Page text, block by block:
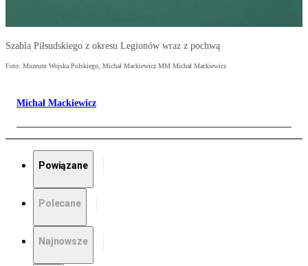
Szabla Piłsudskiego z okresu Legionów wraz z pochwą
Foto: Muzeum Wojska Polskiego, Michał Mackiewicz MM Michał Mackiewicz
Michał Mackiewicz
Powiązane
Polecane
Najnowsze